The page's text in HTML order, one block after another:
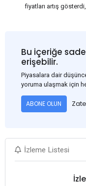
fiyatları artış
Bu içeriğe
erişebilir.
Piyasalara dair
yoruma ulaşmak için
ABONE OLUN
İzleme Listesi